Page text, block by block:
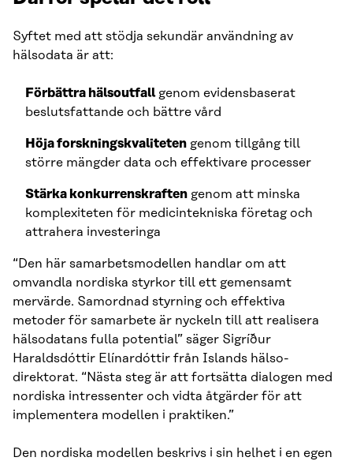
Syftet med att stödja sekundär användning av
hälsodata är att:
Förbättra hälsoutfallgenom evidensbaserat
beslutsfattande och bättre vård
Höja forskningskvaliteten genom tillgång till
större mängder data och effektivare processer
Stärka konkurrenskraften genom att minska
komplexiteten för medicintekniska företag och
attrahera investeringa
“Den här samarbetsmodellen handlar om att
omvandla nordiska styrkor till ett gemensamt
mervärde. Samordnad styrning och effektiva
metoder för samarbete är nyckeln till att realisera
hälsodatans fulla potential” säger Sigríður
Haraldsdóttir Elínardóttir från Islands hälso­
direktorat. “Nästa steg är att fortsätta dialogen med
nordiska intressenter och vidta åtgärder för att
implementera modellen i praktiken.”
Den nordiska modellen beskrivs i sin helhet i en egen